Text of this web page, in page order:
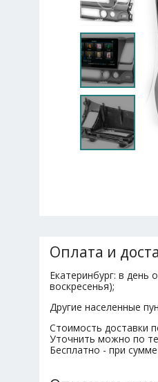
Оплата и
Екатеринбург: в день
воскресенья);
Другие населенные
Стоимость доставки
Уточнить можно по
Бесплатно - при